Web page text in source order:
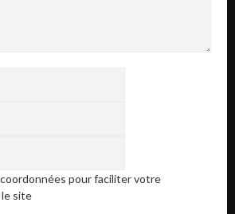
pour faciliter votre
site